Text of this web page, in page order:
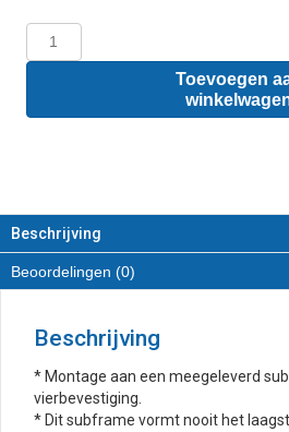
Renault
Kangoo
Sidebars
Toevoegen
Beschrijving
Beoordelingen (0)
Beschrijving
* Montage aan een meegeleverd
vierbevestiging.
* Dit subframe vormt nooit het